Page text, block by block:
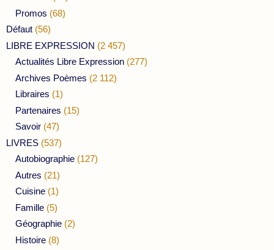
Promos (68)
Défaut (56)
LIBRE EXPRESSION (2 457)
Actualités Libre Expression (277)
Archives Poèmes (2 112)
Libraires (1)
Partenaires (15)
Savoir (47)
LIVRES (537)
Autobiographie (127)
Autres (21)
Cuisine (1)
Famille (5)
Géographie (2)
Histoire (8)